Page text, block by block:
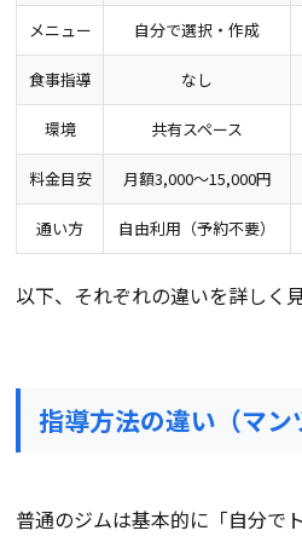
メニュー 自分で選択・作成
食事指導 なし
環境 共有スペース
料金目安 月額3,000〜15,000円
通い方 自由利用（予約不要）
以下、それぞれの違いを詳しく
指導方法の違い（マン
普通のジムは基本的に「自分で